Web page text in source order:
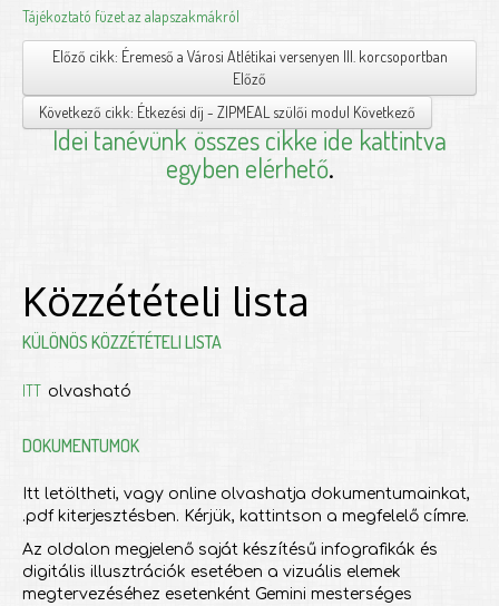
Tájékoztató füzet az alapszakmákról
Előző cikk: Éremeső a Városi Atlétikai versenyen III. korcsoportban
Előző
Következő cikk: Étkezési díj - ZIPMEAL szülői modul Következő
Idei tanévünk összes cikke ide kattintva
egyben elérhető.
Közzétételi lista
KÜLÖNÖS KÖZZÉTÉTELI LISTA
ITT olvasható
DOKUMENTUMOK
Itt letöltheti, vagy online olvashatja dokumentumainkat,
.pdf kiterjesztésben. Kérjük, kattintson a megfelelő címre.
Az oldalon megjelenő saját készítésű infografikák és
digitális illusztrációk esetében a vizuális elemek
megtervezéséhez esetenként Gemini mesterséges